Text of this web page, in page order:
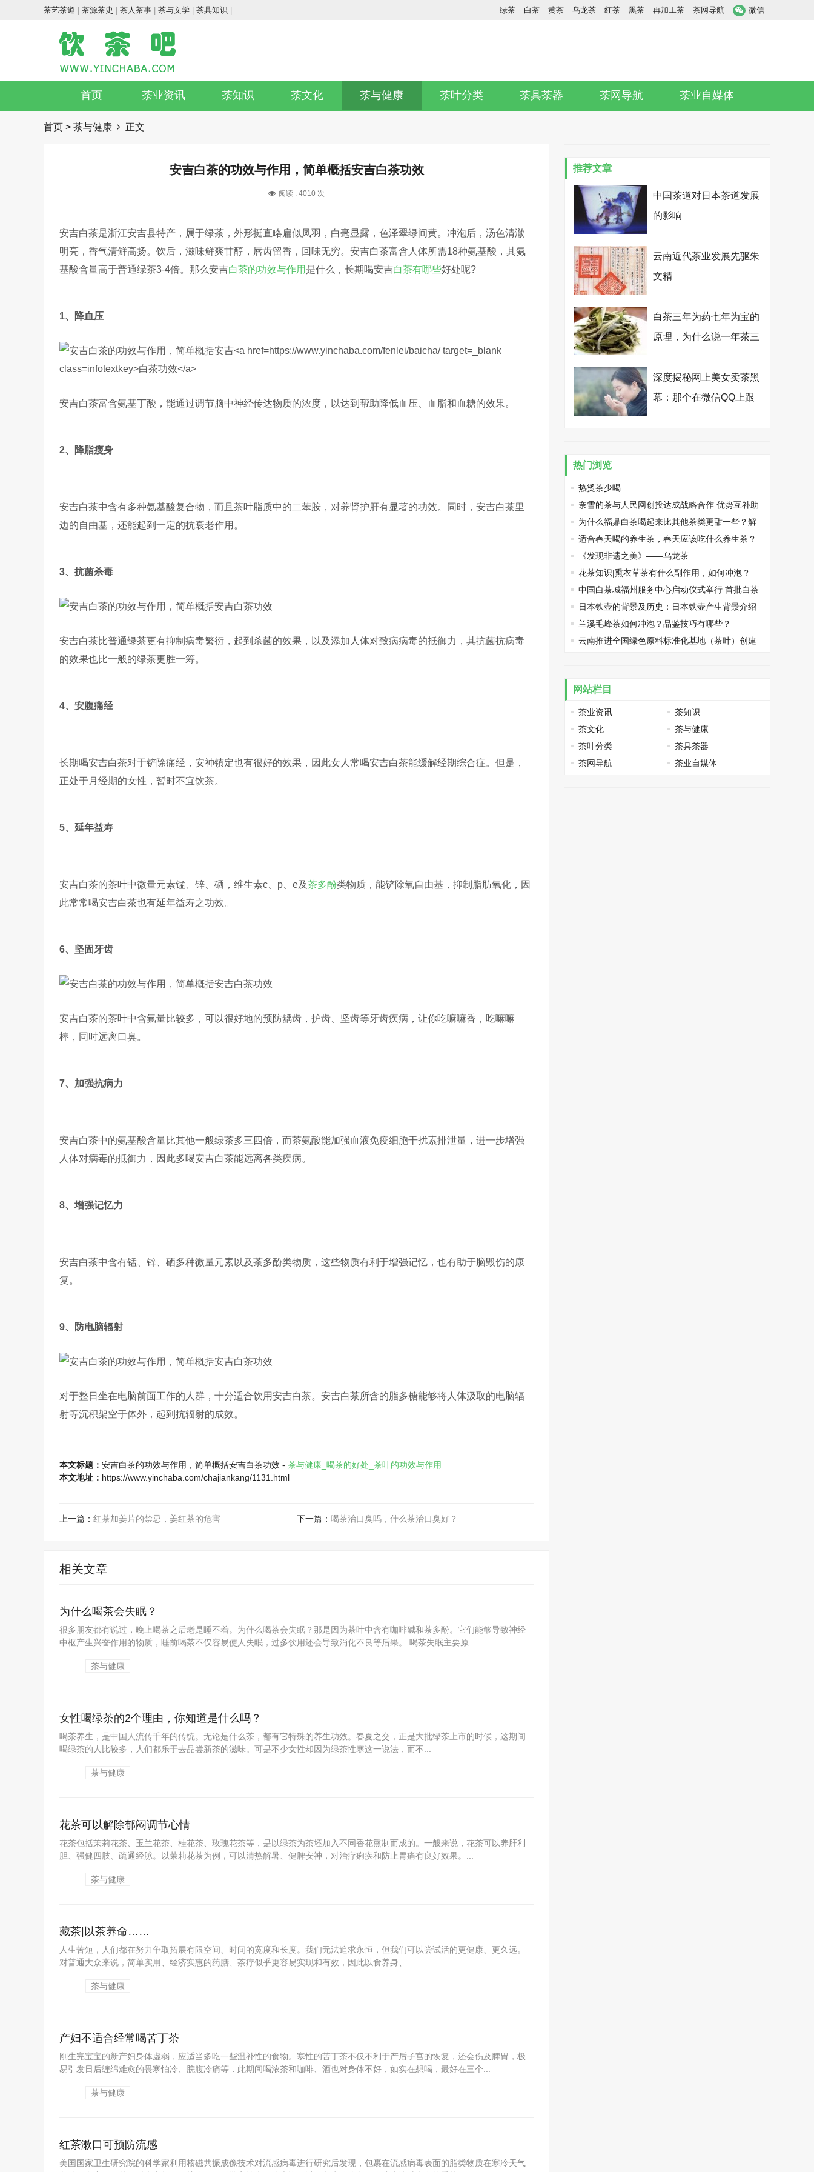
茶艺茶道 茶源茶史 茶人茶事 茶与文学 茶具知识 绿茶 白茶 黄茶 乌龙茶 红茶 黑茶 再加工茶 茶网导航 微信
首页 茶业资讯 茶知识 茶文化 茶与健康 茶叶分类 茶具茶器 茶网导航 茶业自媒体
首页 > 茶与健康 正文
安吉白茶的功效与作用，简单概括安吉白茶功效
阅读 : 4010 次
安吉白茶是浙江安吉县特产，属于绿茶，外形挺直略扁似凤羽，白毫显露，色泽翠绿间黄。冲泡后，汤色清澈
明亮，香气清鲜高扬。饮后，滋味鲜爽甘醇，唇齿留香，回味无穷。安吉白茶富含人体所需18种氨基酸，其氨
基酸含量高于普通绿茶3-4倍。那么安吉白茶的功效与作用 是什么，长期喝安吉白茶有哪些好处呢?
1、降血压
安吉白茶富含氨基丁酸，能通过调节脑中神经传达物质的浓度，以达到帮助降低血压、血脂和血糖的效果。
2、降脂瘦身
安吉白茶中含有多种氨基酸复合物，而且茶叶脂质中的二苯胺，对养肾护肝有显著的功效。同时，安吉白茶里
边的自由基，还能起到一定的抗衰老作用。
3、抗菌杀毒
安吉白茶比普通绿茶更有抑制病毒繁衍，起到杀菌的效果，以及添加人体对致病病毒的抵御力，其抗菌抗病毒
的效果也比一般的绿茶更胜一筹。
4、安腹痛经
长期喝安吉白茶对于铲除痛经，安神镇定也有很好的效果，因此女人常喝安吉白茶能缓解经期综合症。但是，
正处于月经期的女性，暂时不宜饮茶。
5、延年益寿
安吉白茶的茶叶中微量元素锰、锌、硒，维生素c、p、e及茶多酚类物质，能铲除氧自由基，抑制脂肪氧化，因
此常常喝安吉白茶也有延年益寿之功效。
6、坚固牙齿
安吉白茶的茶叶中含氟量比较多，可以很好地的预防龋齿，护齿、坚齿等牙齿疾病，让你吃嘛嘛香，吃嘛嘛
棒，同时远离口臭。
7、加强抗病力
安吉白茶中的氨基酸含量比其他一般绿茶多三四倍，而茶氨酸能加强血液免疫细胞干扰素排泄量，进一步增强
人体对病毒的抵御力，因此多喝安吉白茶能远离各类疾病。
8、增强记忆力
安吉白茶中含有锰、锌、硒多种微量元素以及茶多酚类物质，这些物质有利于增强记忆，也有助于脑毁伤的康
复。
9、防电脑辐射
对于整日坐在电脑前面工作的人群，十分适合饮用安吉白茶。安吉白茶所含的脂多糖能够将人体汲取的电脑辐
射等沉积架空于体外，起到抗辐射的成效。
本文标题： 安吉白茶的功效与作用，简单概括安吉白茶功效 - 茶与健康_喝茶的好处_茶叶的功效与作用
本文地址： https://www.yinchaba.com/chajiankang/1131.html
上一篇： 红茶加姜片的禁忌，姜红茶的危害 下一篇： 喝茶治口臭吗，什么茶治口臭好？
相关文章
为什么喝茶会失眠？
很多朋友都有说过，晚上喝茶之后老是睡不着。为什么喝茶会失眠？那是因为茶叶中含有咖啡碱和茶多酚。它们能够导致神经
中枢产生兴奋作用的物质，睡前喝茶不仅容易使人失眠，过多饮用还会导致消化不良等后果。 喝茶失眠主要原...
茶与健康
女性喝绿茶的2个理由，你知道是什么吗？
喝茶养生，是中国人流传千年的传统。无论是什么茶，都有它特殊的养生功效。春夏之交，正是大批绿茶上市的时候，这期间
喝绿茶的人比较多，人们都乐于去品尝新茶的滋味。可是不少女性却因为绿茶性寒这一说法，而不...
茶与健康
花茶可以解除郁闷调节心情
花茶包括茉莉花茶、玉兰花茶、桂花茶、玫瑰花茶等，是以绿茶为茶坯加入不同香花熏制而成的。一般来说，花茶可以养肝利
胆、强健四肢、疏通经脉。以茉莉花茶为例，可以清热解暑、健脾安神，对治疗痢疾和防止胃痛有良好效果。...
茶与健康
藏茶|以茶养命……
人生苦短，人们都在努力争取拓展有限空间、时间的宽度和长度。我们无法追求永恒，但我们可以尝试活的更健康、更久远。
对普通大众来说，简单实用、经济实惠的药膳、茶疗似乎更容易实现和有效，因此以食养身、...
茶与健康
产妇不适合经常喝苦丁茶
刚生完宝宝的新产妇身体虚弱，应适当多吃一些温补性的食物。寒性的苦丁茶不仅不利于产后子宫的恢复，还会伤及脾胃，极
易引发日后缠绵难愈的畏寒怕冷、脘腹冷痛等．此期间喝浓茶和咖啡、酒也对身体不好，如实在想喝，最好在三个...
茶与健康
红茶漱口可预防流感
美国国家卫生研究院的科学家利用核磁共振成像技术对流感病毒进行研究后发现，包裹在流感病毒表面的脂类物质在寒冷天气
推荐文章
中国茶道对日本茶道发展
的影响
云南近代茶业发展先驱朱
文精
白茶三年为药七年为宝的
原理，为什么说一年茶三
深度揭秘网上美女卖茶黑
幕：那个在微信QQ上跟
热门浏览
热烫茶少喝
奈雪的茶与人民网创投达成战略合作 优势互补助
力茶文化创新传承
为什么福鼎白茶喝起来比其他茶类更甜一些？解
析（一）
适合春天喝的养生茶，春天应该吃什么养生茶？
《发现非遗之美》——乌龙茶
花茶知识|熏衣草茶有什么副作用，如何冲泡？
中国白茶城福州服务中心启动仪式举行 首批白茶
仓单签约
日本铁壶的背景及历史：日本铁壶产生背景介绍
兰溪毛峰茶如何冲泡？品鉴技巧有哪些？
云南推进全国绿色原料标准化基地（茶叶）创建
网站栏目
茶业资讯
茶知识
茶文化
茶与健康
茶叶分类
茶具茶器
茶网导航
茶业自媒体